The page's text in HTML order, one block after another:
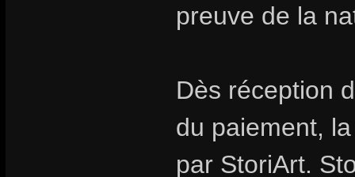
preuve de la
Dès réception
du paiement,
par StoriArt.